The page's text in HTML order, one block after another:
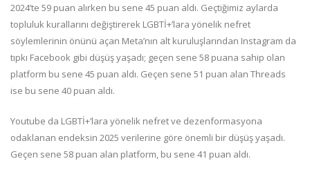
2024’te 59 puan alırken bu sene 45 puan aldı. Geçtiğimiz aylarda
topluluk kurallarını değiştirerek LGBTİ+’lara yönelik nefret
söylemlerinin önünü açan Meta’nın alt kuruluşlarından Instagram da
tıpkı Facebook gibi düşüş yaşadı; geçen sene 58 puana sahip olan
platform bu sene 45 puan aldı. Geçen sene 51 puan alan Threads
ise bu sene 40 puan aldı.
Youtube da LGBTİ+’lara yönelik nefret ve dezenformasyona
odaklanan endeksin 2025 verilerine göre önemli bir düşüş yaşadı.
Geçen sene 58 puan alan platform, bu sene 41 puan aldı.